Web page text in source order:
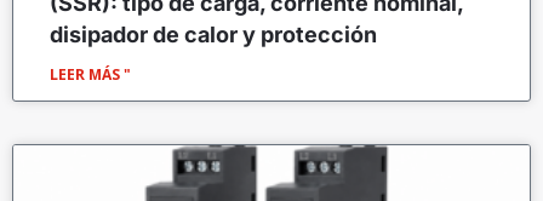
disipador de calor y protección
LEER MÁS "